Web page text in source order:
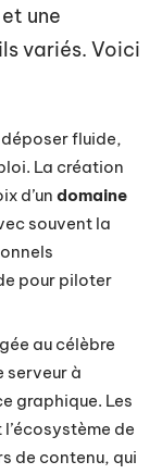
une
variés. Voici
fluide,
La création
d’un domaine
souvent la
pour piloter
au célèbre
serveur à
graphique. Les
de
de contenu, qui